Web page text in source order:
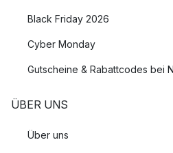
Black Friday 2026
Cyber Monday
Gutscheine & Rabattcodes bei
ÜBER UNS
Über uns